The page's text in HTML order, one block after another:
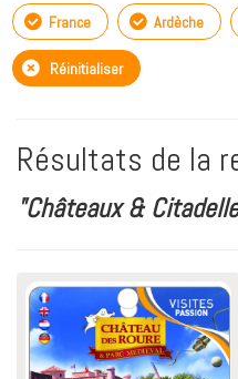
France Ardèche
Réinitialiser
Résultats de la
"Châteaux &